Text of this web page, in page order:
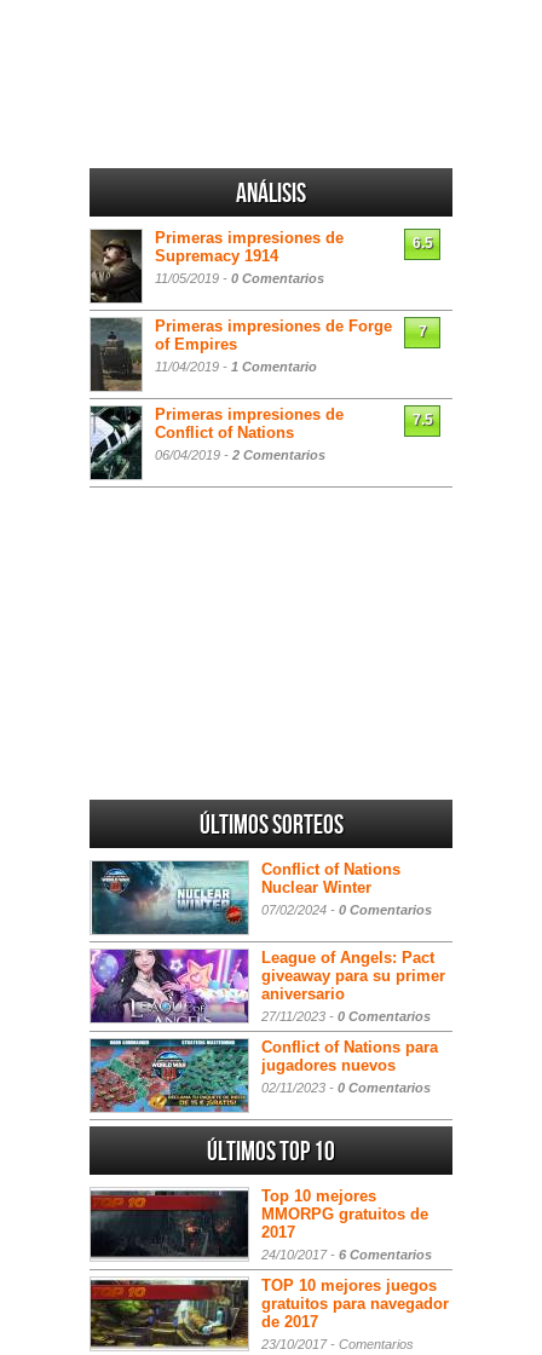
Análisis
Primeras impresiones de
Supremacy 1914
11/05/2019 - 0 Comentarios
6.5
Primeras impresiones de Forge
of Empires
11/04/2019 - 1 Comentario
7
Primeras impresiones de
Conflict of Nations
06/04/2019 - 2 Comentarios
7.5
Últimos sorteos
Conflict of Nations
Nuclear Winter
07/02/2024 - 0 Comentarios
League of Angels: Pact
giveaway para su primer
aniversario
27/11/2023 - 0 Comentarios
Conflict of Nations para
jugadores nuevos
02/11/2023 - 0 Comentarios
Últimos Top 10
Top 10 mejores
MMORPG gratuitos de
2017
24/10/2017 - 6 Comentarios
TOP 10 mejores juegos
gratuitos para navegador
de 2017
23/10/2017 - Comentarios